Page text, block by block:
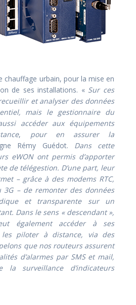
chauffage urbain, pour la mise en
de ses installations. « Sur ces
et analyser des données
mais le gestionnaire du
accéder aux équipements
, pour en assurer la
Rémy Guédot. Dans cette
eWON ont permis d’apporter
de télégestion. D’une part, leur
– grâce à des modems RTC,
3G – de remonter des données
et transparente sur un
Dans le sens « descendant »,
également accéder à ses
les piloter à distance, via des
que nos routeurs assurent
d’alarmes par SMS et mail,
surveillance d’indicateurs